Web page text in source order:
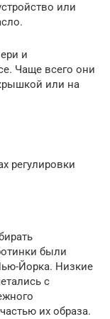
или
и
Чаще всего они
или на
регулировки
были
Йорка. Низкие
с
их образа.